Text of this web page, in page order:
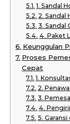
1. Sandal
2. Sandal
3. Sandal
4. Paket
Keunggulan
Proses
Cepat
1.
2.
3.
4.
5.